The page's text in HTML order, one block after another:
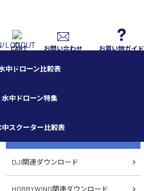
CART お問い合わせ お買い物ガイド
中ドローン比較表
水中ドローン特集
中スクーター比較表
各種ダウンロード
DJI関連ダウンロード
HOBBYWING関連ダウンロード